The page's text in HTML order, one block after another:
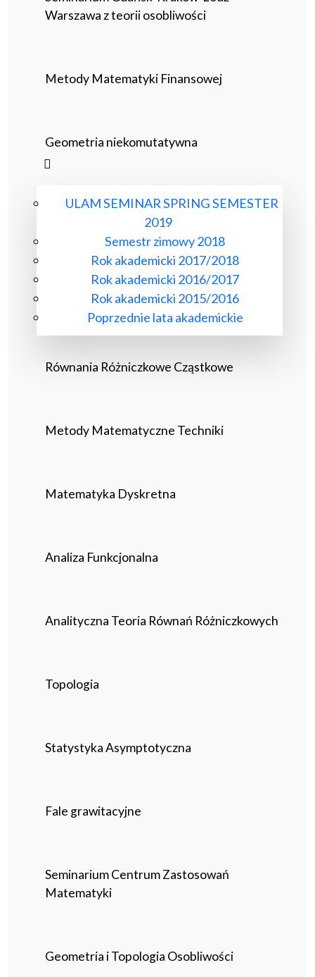
Warszawa z teorii osobliwości
Metody Matematyki Finansowej
Geometria niekomutatywna
ULAM SEMINAR SPRING SEMESTER
2019
Semestr zimowy 2018
Rok akademicki 2017/2018
Rok akademicki 2016/2017
Rok akademicki 2015/2016
Poprzednie lata akademickie
Równania Różniczkowe Cząstkowe
Metody Matematyczne Techniki
Matematyka Dyskretna
Analiza Funkcjonalna
Analityczna Teoria Równań Różniczkowych
Topologia
Statystyka Asymptotyczna
Fale grawitacyjne
Seminarium Centrum Zastosowań
Matematyki
Geometria i Topologia Osobliwości